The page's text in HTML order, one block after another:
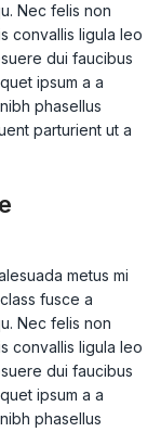
Nec felis non
convallis ligula leo
dui faucibus
ipsum a a
phasellus
parturient ut a
metus mi
fusce a
Nec felis non
convallis ligula leo
dui faucibus
ipsum a a
phasellus